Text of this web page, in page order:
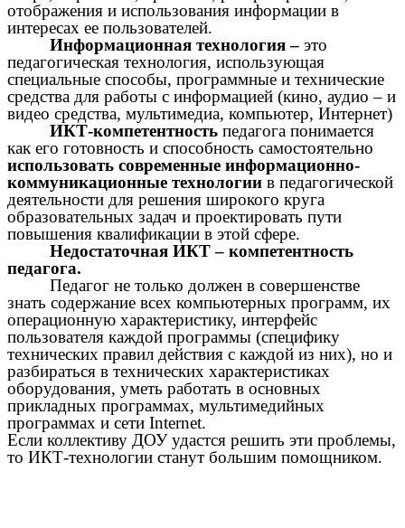
отображения и использования информации в
интересах ее пользователей.
Информационная технология – это
педагогическая технология, использующая
специальные способы, программные и технические
средства для работы с информацией (кино, аудио – и
видео средства, мультимедиа, компьютер, Интернет)
ИКТ-компетентность педагога понимается
как его готовность и способность самостоятельно
использовать современные информационно-
коммуникационные технологии в педагогической
деятельности для решения широкого круга
образовательных задач и проектировать пути
повышения квалификации в этой сфере.
Недостаточная ИКТ – компетентность
педагога.
Педагог не только должен в совершенстве
знать содержание всех компьютерных программ, их
операционную характеристику, интерфейс
пользователя каждой программы (специфику
технических правил действия с каждой из них), но и
разбираться в технических характеристиках
оборудования, уметь работать в основных
прикладных программах, мультимедийных
программах и сети Internet.
Если коллективу ДОУ удастся решить эти проблемы,
то ИКТ-технологии станут большим помощником.